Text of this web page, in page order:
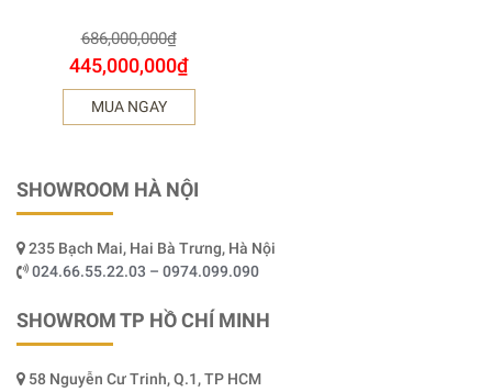
686,000,000₫
445,000,000₫
MUA NGAY
SHOWROOM HÀ NỘI
235 Bạch Mai, Hai Bà Trưng, Hà Nội
024.66.55.22.03 – 0974.099.090
SHOWROM TP HỒ CHÍ MINH
58 Nguyễn Cư Trinh, Q.1, TP HCM